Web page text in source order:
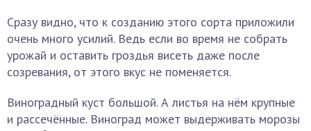
Сразу видно, что к созданию этого сорта приложили
очень много усилий. Ведь если во время не собрать
урожай и оставить гроздья висеть даже после
созревания, от этого вкус не поменяется.
Виноградный куст большой. А листья на нём крупные
и рассечённые. Виноград может выдерживать морозы